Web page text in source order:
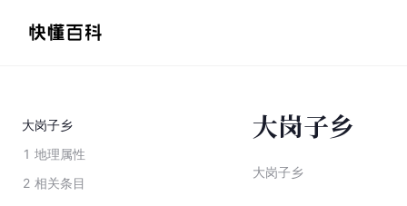
大岗子乡
1 地理属性
2 相关条目
大岗子乡
大岗子乡